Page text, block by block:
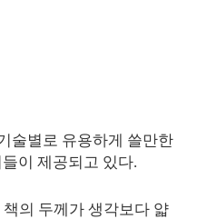
술별로 유용하게 쓸만한
이 제공되고 있다.
의 두께가 생각보다 얇